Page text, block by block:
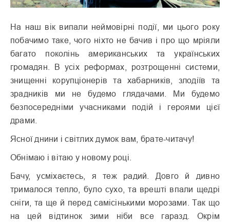
На наш вік випали неймовірні події, ми цього року
побачимо таке, чого ніхто не бачив і про що мріяли
багато поколінь американських та українських
громадян. В усіх реформах, розтрощенні системи,
знищенні корупціонерів та хабарників, злодіїв та
зрадників ми не будемо глядачами. Ми будемо
безпосередніми учасниками подій і героями цієї
драми.
Ясної днини і світлих думок вам, брате-читачу!
Обнімаю і вітаю у новому році.
Бачу, усміхаєтесь, я теж радий. Довго й дивно
трималося тепло, було сухо, та врешті впали щедрі
сніги, та ще й перед самісінькими морозами. Так що
на цей відтинок зими ніби все гаразд. Окрім